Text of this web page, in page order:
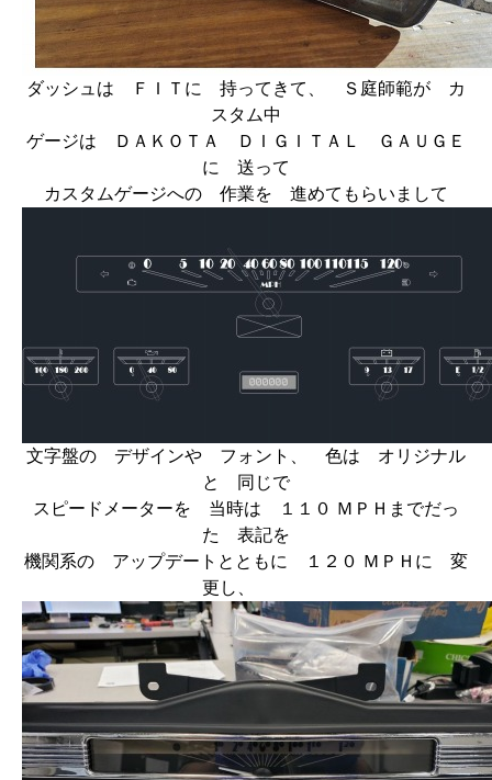
ダッシュは ＦＩＴに 持ってきて、 Ｓ庭師範が カ
スタム中
ゲージは ＤＡＫＯＴＡ ＤＩＧＩＴＡＬ ＧＡＵＧＥ
に 送って
カスタムゲージへの 作業を 進めてもらいまして
文字盤の デザインや フォント、 色は オリジナル
と 同じで
スピードメーターを 当時は １１０ ＭＰＨまでだっ
た 表記を
機関系の アップデートとともに １２０ ＭＰＨに 変
更し、